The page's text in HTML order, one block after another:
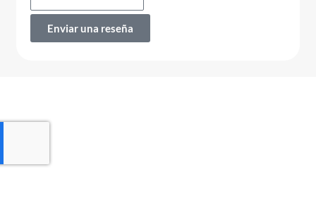
Enviar una reseña